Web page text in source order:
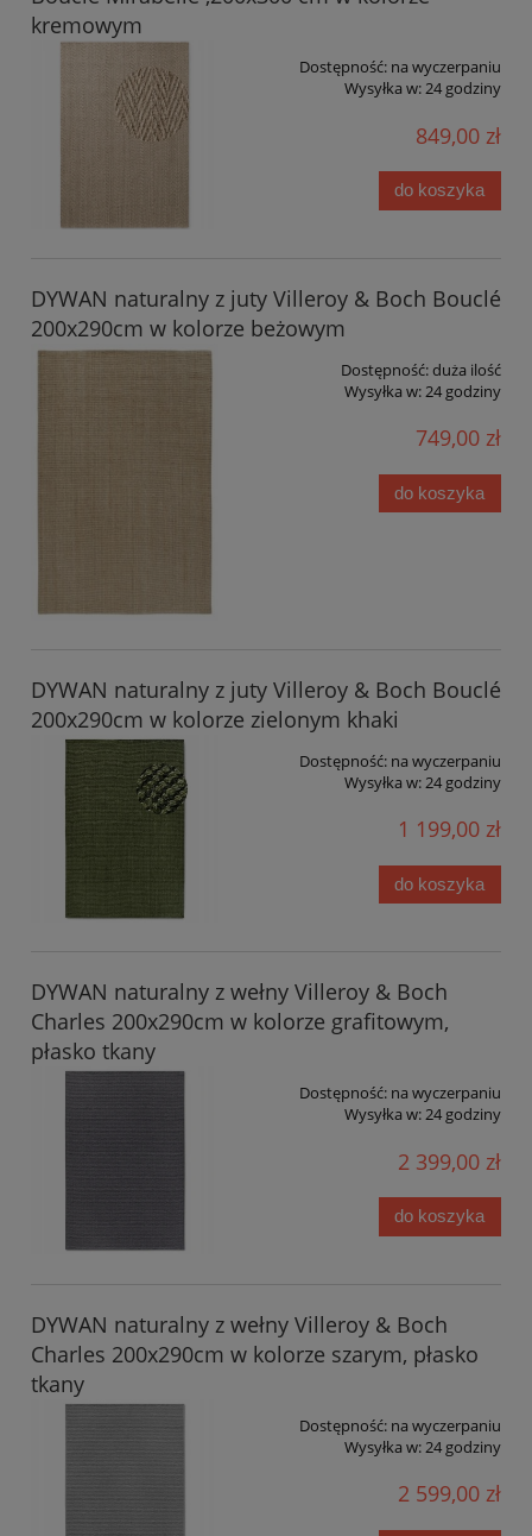
kremowym
Dostępność: na wyczerpaniu
Wysyłka w:24 godziny
849,00 zł
do koszyka
DYWAN naturalny z juty Villeroy & Boch Bouclé
200x290cm w kolorze beżowym
Dostępność:duża ilość
Wysyłka w: 24 godziny
749,00 zł
do koszyka
DYWAN naturalny z juty Villeroy & Boch Bouclé
200x290cm w kolorze zielonym khaki
Dostępność: na wyczerpaniu
Wysyłka w: 24 godziny
1 199,00 zł
do koszyka
DYWAN naturalny z wełny Villeroy & Boch
Charles 200x290cm w kolorze grafitowym,
płasko tkany
Dostępność: na wyczerpaniu
Wysyłka w:24 godziny
2 399,00 zł
do koszyka
DYWAN naturalny z wełny Villeroy & Boch
Charles 200x290cm w kolorze szarym, płasko
tkany
Dostępność: na wyczerpaniu
Wysyłka w: 24 godziny
2 599,00 zł